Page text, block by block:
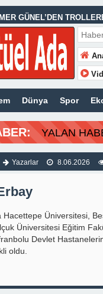
GÜNEL’DEN
BASKETBOL
SEVİCİLİĞİ
DEĞER KATMAK
GÖREV
ADINA
Dünya Spor
YALAN
Yazarlar 8.06.2026
Hacettepe Üniversitesi,
Üniversitesi Eğitim
Devlet
oldu.